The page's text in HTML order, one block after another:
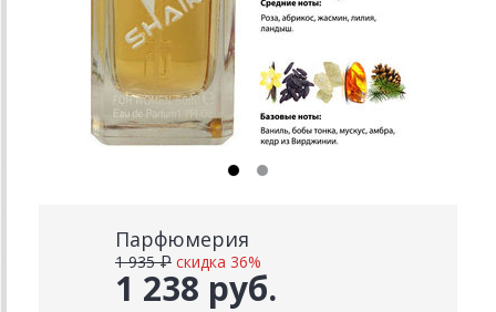
Парфюмерия
1 238 руб.
1 935 ₽ скидка 36%